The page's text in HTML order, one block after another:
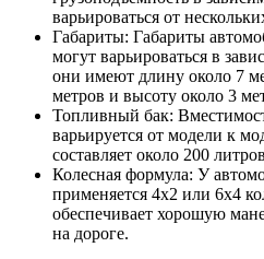
варьироваться от
Габариты: Габариты
могут варьироваться в
они имеют длину около 7
метров и высоту около 3
Топливный бак:
варьируется от модели к
составляет около 200
Колесная формула: У
применяется 4х2 или 6х4
обеспечивает хорошую
на дороге.